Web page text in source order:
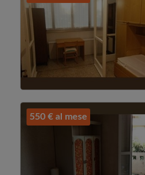
550 € al mese